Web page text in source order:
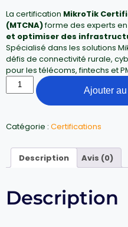
La certification MikroTik
(MTCNA)forme des experts
et optimiser des
Spécialisé dans les solutions
défis de connectivité rurale,
pour les télécoms, fintechs et
Ajouter
Catégorie : Certifications
Description Avis (0)
Description